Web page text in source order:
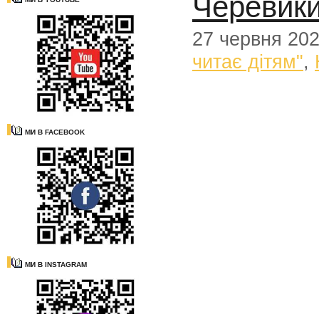
МИ В FACEBOOK
МИ В INSTAGRAM
27 червня
читає дітям",